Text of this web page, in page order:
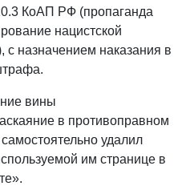
КоАП РФ (пропаганда
нацистской
с назначением наказания в
вины
в противоправном
удалил
им странице в